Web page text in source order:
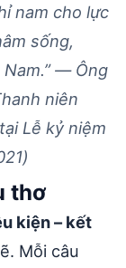
nam cho lực
sống,
— Ông
niên
Lễ kỷ niệm
thơ
kiện – kết
Mỗi câu